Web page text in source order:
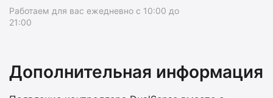
Работаем для вас ежедневно с 10:00 до
21:00
Дополнительная информация